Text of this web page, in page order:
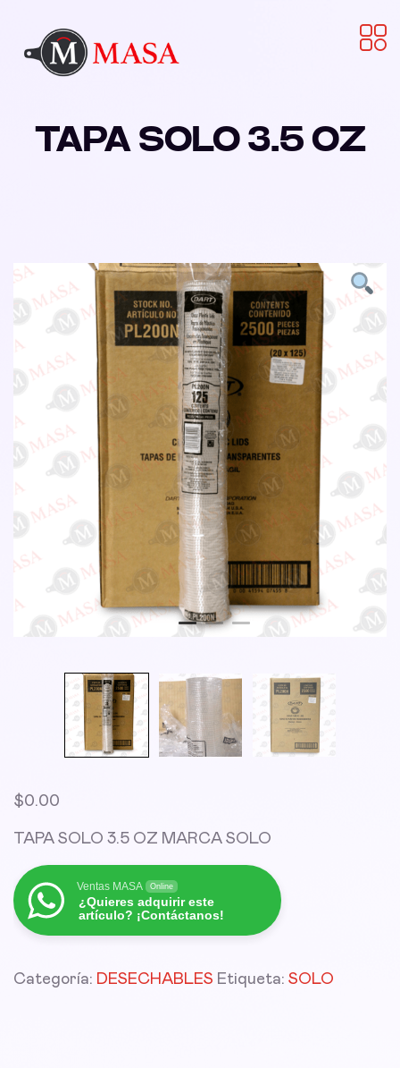
TAPA SOLO 3.5 OZ
$0.00
TAPA SOLO 3.5 OZ MARCA SOLO
Ventas MASA Online
¿Quieres adquirir este
artículo? ¡Contáctanos!
Categoría: DESECHABLES Etiqueta: SOLO